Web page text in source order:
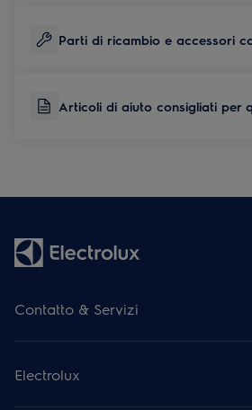
Parti di ricambio e accessori
Articoli di aiuto consigliati per
Contatto & Servizi
Panoramica del servizio
Servizio di riparazione
Estensione della garanzia
Electrolux